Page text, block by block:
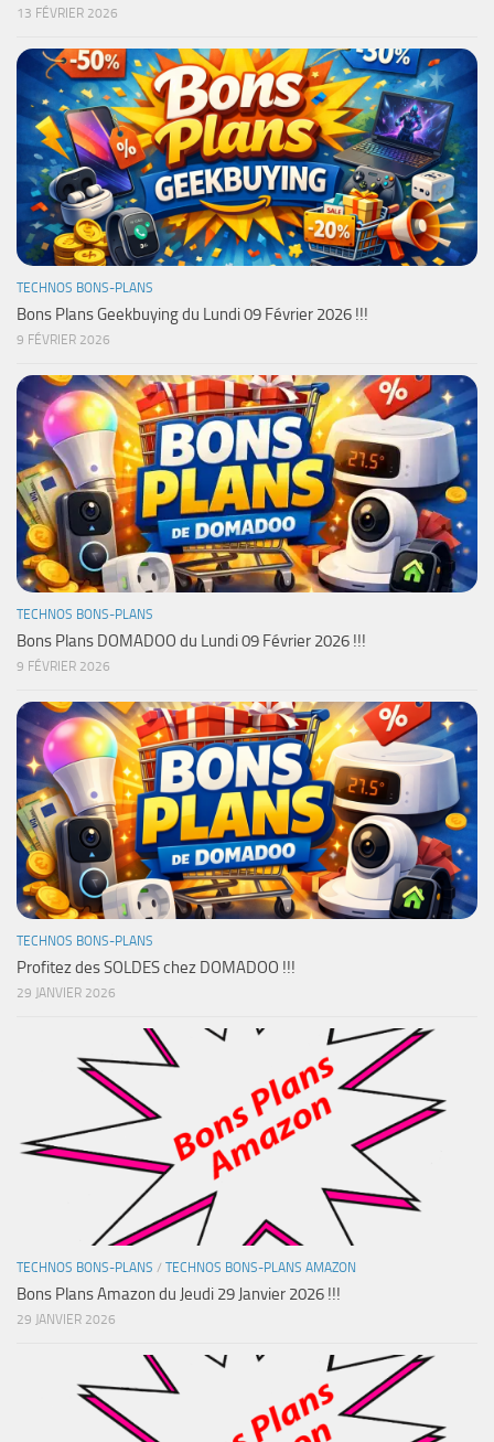
13 FÉVRIER 2026
TECHNOS BONS-PLANS
Bons Plans Geekbuying du Lundi 09 Février 2026 !!!
9 FÉVRIER 2026
TECHNOS BONS-PLANS
Bons Plans DOMADOO du Lundi 09 Février 2026 !!!
9 FÉVRIER 2026
TECHNOS BONS-PLANS
Profitez des SOLDES chez DOMADOO !!!
29 JANVIER 2026
TECHNOS BONS-PLANS / TECHNOS BONS-PLANS AMAZON
Bons Plans Amazon du Jeudi 29 Janvier 2026 !!!
29 JANVIER 2026